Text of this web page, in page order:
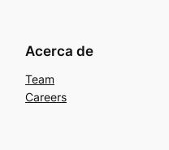
Acerca de
Team
Careers